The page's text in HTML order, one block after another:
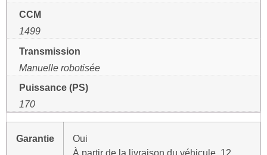
CCM
1499
Transmission
Manuelle robotisée
Puissance (PS)
170
Garantie
Oui
À partir de la livraison du véhicule, 12